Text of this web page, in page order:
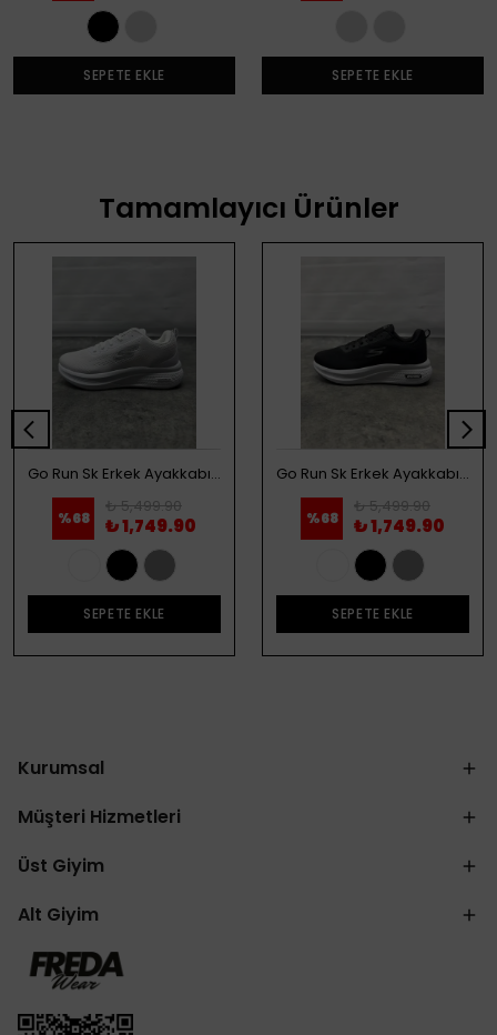
SEPETE EKLE SEPETE EKLE
Tamamlayıcı Ürünler
Go Run Sk Erkek Ayakkabı - Beyaz
%68
₺ 5,499.90
₺ 1,749.90
SEPETE EKLE
Go Run Sk Erkek Ayakkabı - Siyah
%68
₺ 5,499.90
₺ 1,749.90
SEPETE EKLE
Kurumsal
Müşteri Hizmetleri
Üst Giyim
Alt Giyim